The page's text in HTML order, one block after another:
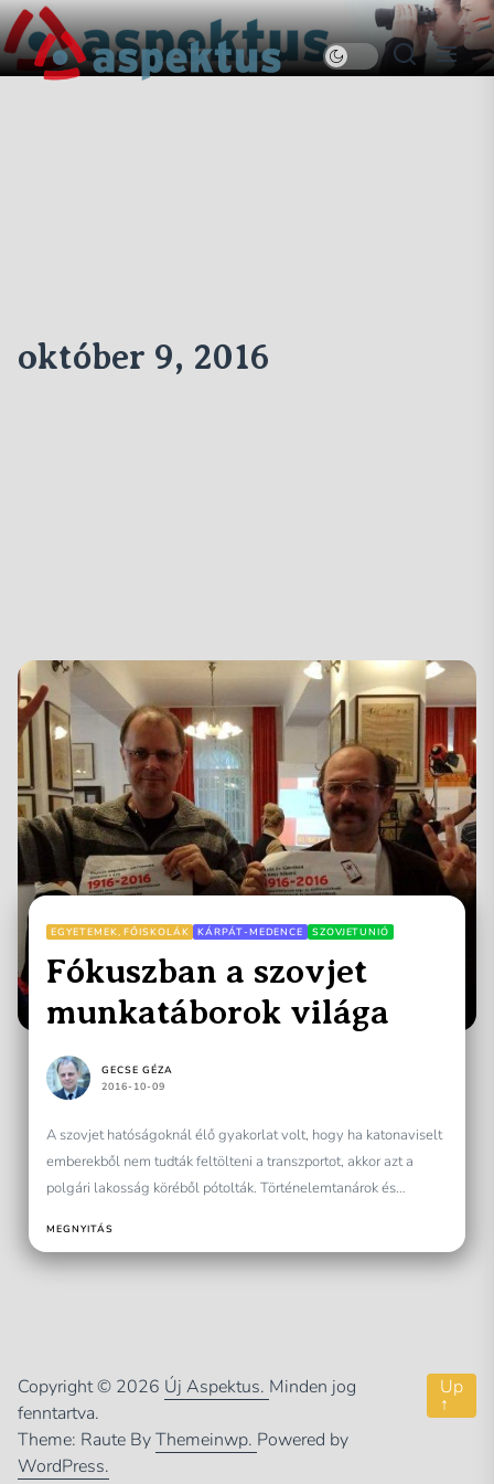
Skip
to
the
Új
Aspektus
október 9, 2016
EGYETEMEK, FŐISKOLÁK KÁRPÁT-MEDENCE SZOVJETUNIÓ
Fókuszban a szovjet
munkatáborok világa
GECSE GÉZA
2016-10-09
A szovjet hatóságoknál élő gyakorlat volt, hogy ha katonaviselt
emberekből nem tudták feltölteni a transzportot, akkor azt a
polgári lakosság köréből pótolták. Történelemtanárok és
MEGNYITÁS
Copyright © 2026 Új Aspektus. Minden jog
fenntartva.
Theme: Raute ByThemeinwp. Powered by
WordPress.
Up
↑